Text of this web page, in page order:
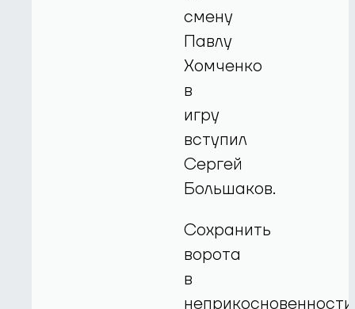
смену
Павлу
Хомченко
в
игру
вступил
Сергей
Большаков.
Сохранить
ворота
в
неприкосновенности